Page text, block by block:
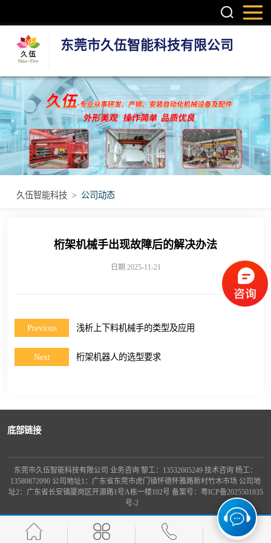
东莞市久伍智能科技有限公司
久伍智能科技 > 公司动态
桁架机械手出现故障后的解决办法
日期:2025-11-21
Previous 浅析上下料机械手的类型及应用
Next 桁架机器人的选型要求
底部链接
东莞市久伍智能科技有限公司 业务咨询 黎工：13532605249 技术咨询 杨工：
13580872090 公司地址1：广东省东莞市虎门镇怀德怀雅路新村竹木市场 公司地
址2：广东省长安镇厦岗区开源路1号A栋一楼102号 备案号： 粤ICP备2025501835
号-2
三轴龙门桁架机
械手
两轴龙门机械手
机器人第七轴(地
轨)
立体库智能仓储